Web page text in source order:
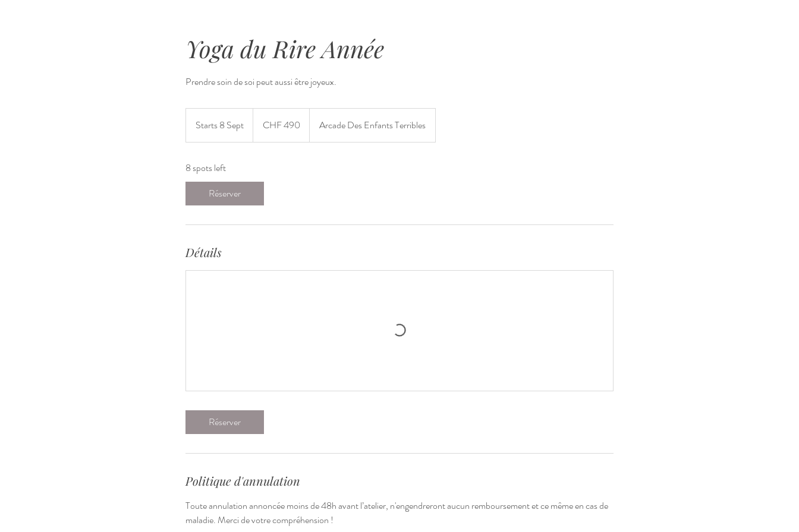
Yoga du Rire Année
Prendre soin de soi peut aussi être joyeux.
Starts 8 Sept
t
t
S
t
Franken
CHF 490 Arcade Des Enfants Terribles
8 spots left
Réserver
Détails
Réserver
Politique d'annulation
Toute annulation annoncée moins de 48h avant l’atelier, n'engendreront aucun remboursement et ce même en cas de
maladie. Merci de votre compréhension !